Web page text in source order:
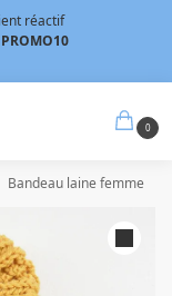
réactif
PROMO10
0
Bandeau laine femme